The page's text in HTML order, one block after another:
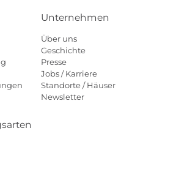
Unternehmen
Über uns
Geschichte
Presse
Jobs / Karriere
Standorte / Häuser
Newsletter